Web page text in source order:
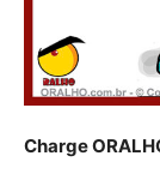
Charge